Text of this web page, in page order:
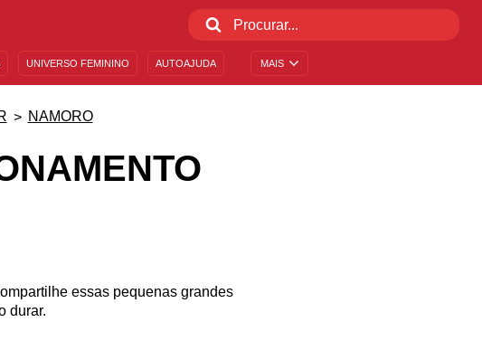
MAIS
UNIVERSO FEMININO AUTOAJUDA
NAMORO
essas pequenas grandes
durar.